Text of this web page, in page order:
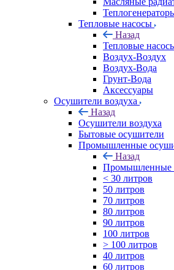
Тепловые насосы
Назад
Тепловые
Воздух-Воздух
Воздух-Вода
Грунт-Вода
Аксессуары
Осушители воздуха
Назад
Осушители воздуха
Бытовые осушители
Промышленные
Назад
Промышленные
< 30 литров
50 литров
70 литров
80 литров
90 литров
100 литров
> 100 литров
40 литров
60 литров